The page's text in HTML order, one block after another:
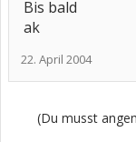
Bis bald
ak
22. April 2004
(Du musst